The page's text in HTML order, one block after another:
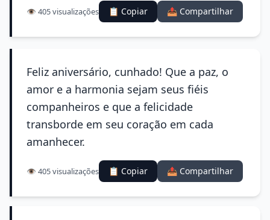
👁️ 405 visualizações 📋 Copiar 📤 Compartilhar
Feliz aniversário, cunhado! Que a paz, o
amor e a harmonia sejam seus fiéis
companheiros e que a felicidade
transborde em seu coração em cada
amanhecer.
👁️ 405 visualizações 📋 Copiar 📤 Compartilhar